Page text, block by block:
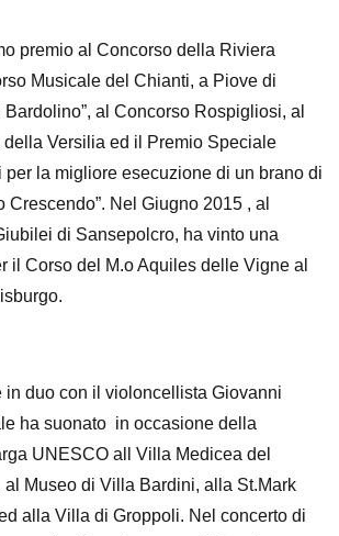
premio al Concorso della Riviera
Musicale del Chianti, a Piove di
Bardolino”, al Concorso Rospigliosi, al
Versilia ed il Premio Speciale
per la migliore esecuzione di un brano di
Crescendo”. Nel Giugno 2015 , al
di Sansepolcro, ha vinto una
il Corso del M.o Aquiles delle Vigne al
in duo con il violoncellista Giovanni
ha suonato in occasione della
UNESCO all Villa Medicea del
al Museo di Villa Bardini, alla St.Mark
alla Villa di Groppoli. Nel concerto di